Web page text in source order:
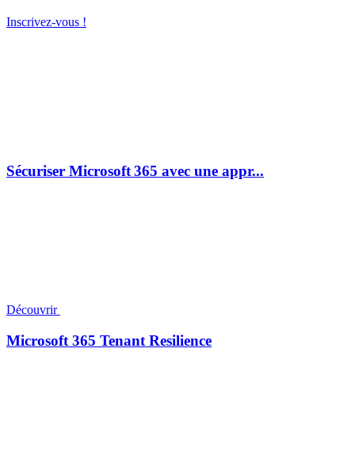
Inscrivez-vous !
Sécuriser Microsoft 365 avec une appr...
Découvrir
Microsoft 365 Tenant Resilience